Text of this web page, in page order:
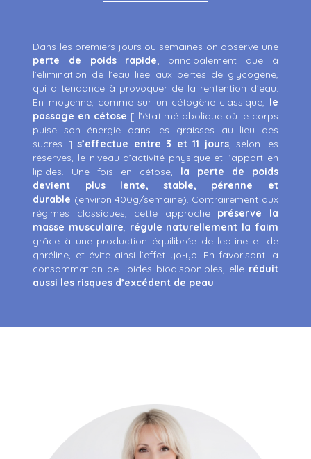
Dans les premiers jours ou semaines on observe une
perte de poids rapide, principalement due à
l’élimination de l’eau liée aux pertes de glycogène,
qui a tendance à provoquer de la rentention d'eau.
En moyenne, comme sur un cétogène classique, le
passage en cétose [ l’état métabolique où le corps
puise son énergie dans les graisses au lieu des
sucres ]s’effectue entre 3 et 11 jours, selon les
réserves, le niveau d’activité physique et l’apport en
lipides. Une fois en cétose, la perte de poids
devient plus lente, stable, pérenne et
durable (environ 400g/semaine). Contrairement aux
régimes classiques, cette approche préserve la
masse musculaire, régule naturellement la faim
grâce à une production équilibrée de leptine et de
ghréline, et évite ainsi l’effet yo-yo. En favorisant la
consommation de lipides biodisponibles, elle réduit
aussi les risques d’excédent de peau.